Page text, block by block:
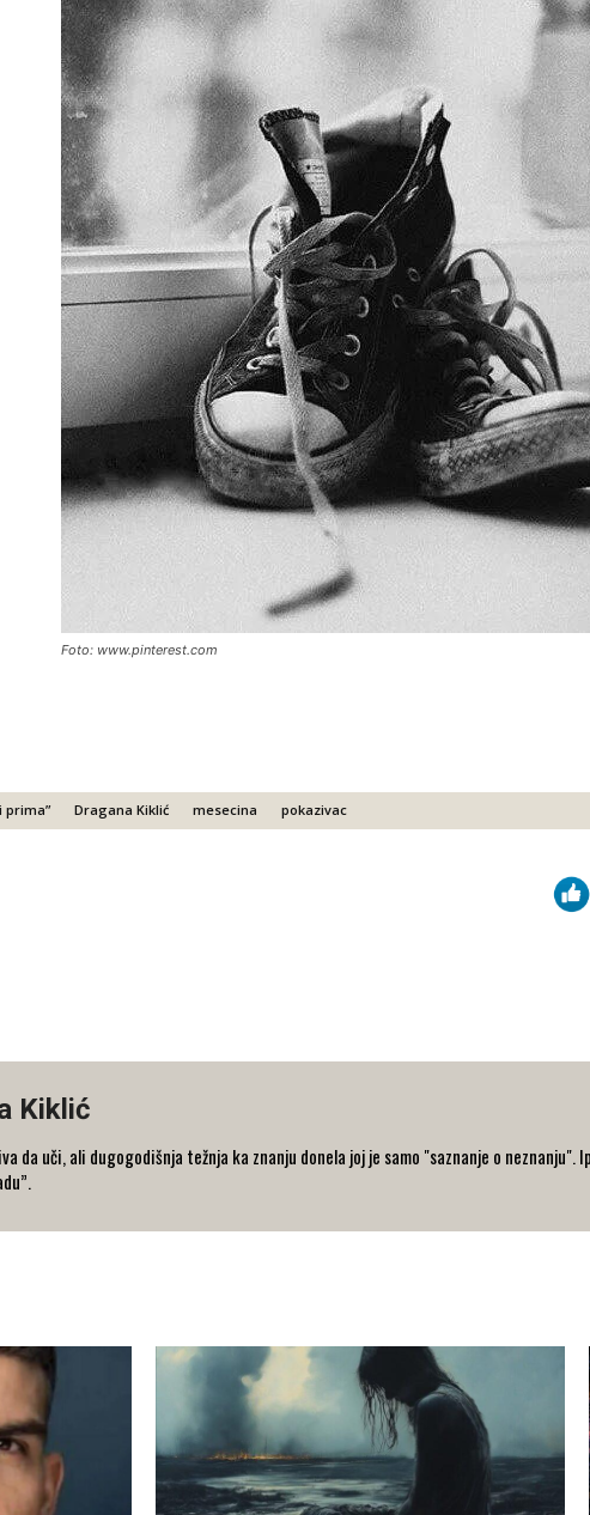
Foto: www.pinterest.com
prima” Dragana Kiklić mesecina pokazivac
Kiklić
da uči, ali dugogodišnja težnja ka znanju donela joj je samo "saznanje o